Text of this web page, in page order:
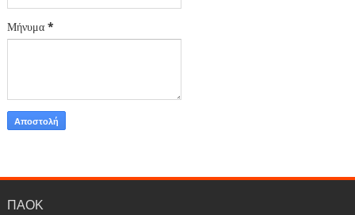
Μήνυμα *
ΠΑΟΚ